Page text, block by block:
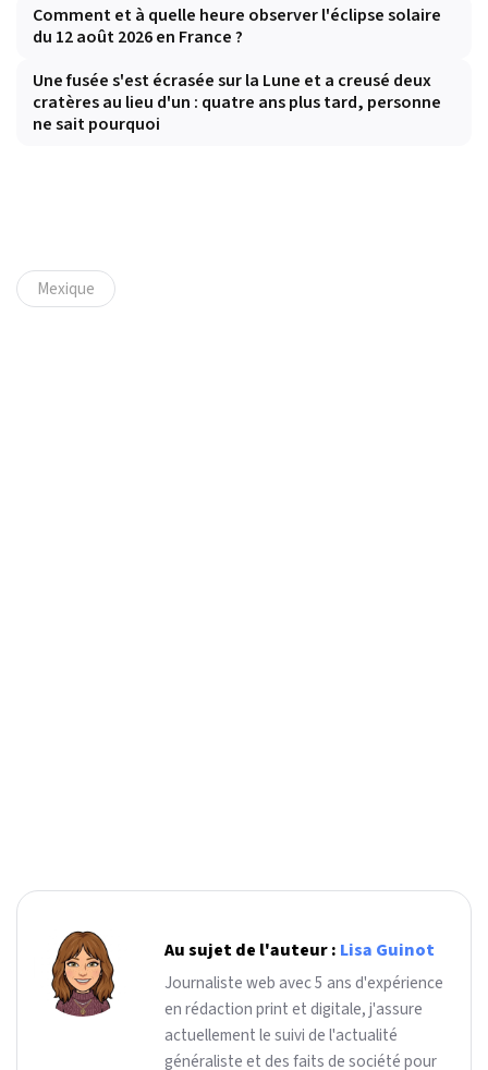
Comment et à quelle heure observer l'éclipse solaire
du 12 août 2026 en France ?
Une fusée s'est écrasée sur la Lune et a creusé deux
cratères au lieu d'un : quatre ans plus tard, personne
ne sait pourquoi
Mexique
Au sujet de l'auteur : Lisa Guinot
Journaliste web avec 5 ans d'expérience
en rédaction print et digitale, j'assure
actuellement le suivi de l'actualité
généraliste et des faits de société pour